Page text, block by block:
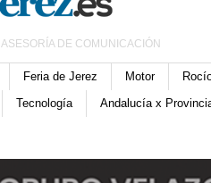
ASESORÍA DE COMUNICACIÓN
Feria de Jerez Motor
Tecnología Andalucía x